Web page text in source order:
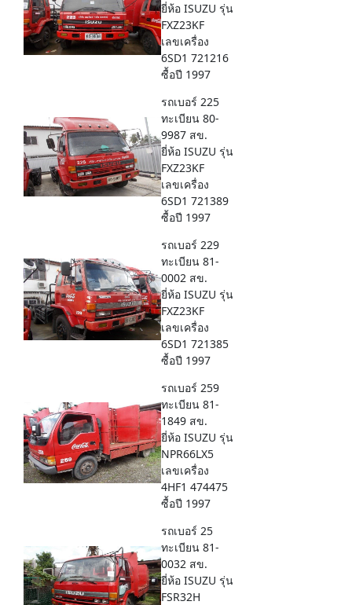
ยี่ห้อ ISUZU รุ่น
FXZ23KF
เลขเครื่อง
6SD1 721216
ซื้อปี 1997
รถเบอร์ 225
ทะเบียน 80-
9987 สข.
ยี่ห้อ ISUZU รุ่น
FXZ23KF
เลขเครื่อง
6SD1 721389
ซื้อปี 1997
รถเบอร์ 229
ทะเบียน 81-
0002 สข.
ยี่ห้อ ISUZU รุ่น
FXZ23KF
เลขเครื่อง
6SD1 721385
ซื้อปี 1997
รถเบอร์ 259
ทะเบียน 81-
1849 สข.
ยี่ห้อ ISUZU รุ่น
NPR66LX5
เลขเครื่อง
4HF1 474475
ซื้อปี 1997
รถเบอร์ 25
ทะเบียน 81-
0032 สข.
ยี่ห้อ ISUZU รุ่น
FSR32H